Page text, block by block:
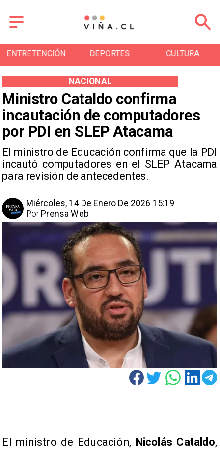
ENTRETENCIÓN DEPORTES CULTURA
Ministro Cataldo confirma
incautación de computadores
por PDI en SLEP Atacama
El ministro de Educación confirma que la PDI
incautó computadores en el SLEP Atacama
para revisión de antecedentes.
NACIONAL
Miércoles, 14 De Enero De 2026 15:19
Prensa Web
Por
El ministro de Educación, Nicolás Cataldo,